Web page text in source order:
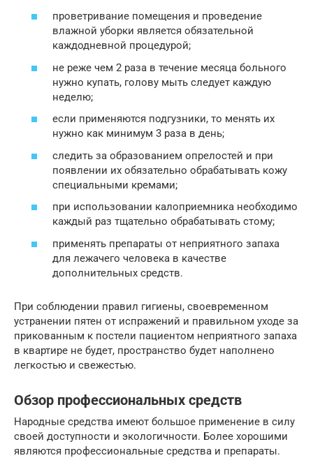
проветривание помещения и проведение
влажной уборки является обязательной
каждодневной процедурой;
не реже чем 2 раза в течение месяца больного
нужно купать, голову мыть следует каждую
неделю;
если применяются подгузники, то менять их
нужно как минимум 3 раза в день;
следить за образованием опрелостей и при
появлении их обязательно обрабатывать кожу
специальными кремами;
при использовании калоприемника необходимо
каждый раз тщательно обрабатывать стому;
применять препараты от неприятного запаха
для лежачего человека в качестве
дополнительных средств.
При соблюдении правил гигиены, своевременном
устранении пятен от испражений и правильном уходе за
прикованным к постели пациентом неприятного запаха
в квартире не будет, пространство будет наполнено
легкостью и свежестью.
Обзор профессиональных средств
Народные средства имеют большое применение в силу
своей доступности и экологичности. Более хорошими
являются профессиональные средства и препараты.